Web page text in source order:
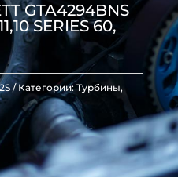
GTA4294BNS
SERIES 60,
Категории: Турбины,